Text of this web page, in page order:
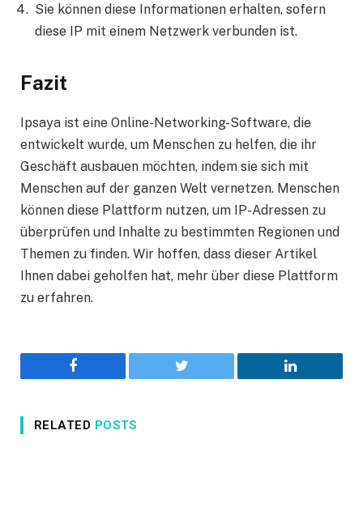
Sie können diese Informationen erhalten, sofern
diese IP mit einem Netzwerk verbunden ist.
Fazit
Ipsaya ist eine Online-Networking-Software, die
entwickelt wurde, um Menschen zu helfen, die ihr
Geschäft ausbauen möchten, indem sie sich mit
Menschen auf der ganzen Welt vernetzen. Menschen
können diese Plattform nutzen, um IP-Adressen zu
überprüfen und Inhalte zu bestimmten Regionen und
Themen zu finden. Wir hoffen, dass dieser Artikel
Ihnen dabei geholfen hat, mehr über diese Plattform
zu erfahren.
Facebook Twitter LinkedIn
RELATED POSTS